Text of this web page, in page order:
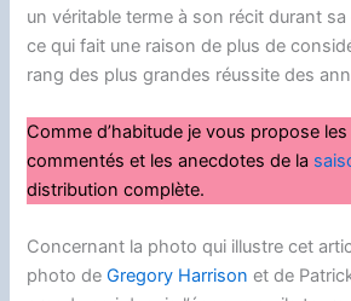
un véritable terme à son récit durant
ce qui fait une raison de plus de
rang des plus grandes réussite des
Comme d’habitude je vous propose
commentés et les anecdotes de la
distribution complète.
Concernant la photo qui illustre cet
photo deGregory Harrison et de